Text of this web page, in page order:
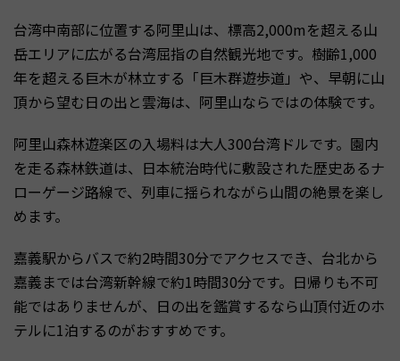
台湾中南部に位置する阿里山は、標高2,000mを超える山
岳エリアに広がる台湾屈指の自然観光地です。樹齢1,000
年を超える巨木が林立する「巨木群遊歩道」や、早朝に山
頂から望む日の出と雲海は、阿里山ならではの体験です。
阿里山森林遊楽区の入場料は大人300台湾ドルです。園内
を走る森林鉄道は、日本統治時代に敷設された歴史あるナ
ローゲージ路線で、列車に揺られながら山間の絶景を楽し
めます。
嘉義駅からバスで約2時間30分でアクセスでき、台北から
嘉義までは台湾新幹線で約1時間30分です。日帰りも不可
能ではありませんが、日の出を鑑賞するなら山頂付近のホ
テルに1泊するのがおすすめです。